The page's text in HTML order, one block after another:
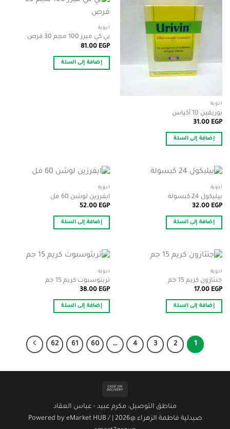
أدوية
يوريفين 10 أكياس
31.00 EGP
إضافة إلى السلة
أدوية
بي كي ميرز 100 مجم 30 قرص
81.00 EGP
إضافة إلى السلة
أدوية
بيليكول 24 كبسولة
32.00 EGP
إضافة إلى السلة
أدوية
ايفرزين لوشن 60 مل
52.00 EGP
إضافة إلى السلة
أدوية
جنتازون كريم 15 جم
17.00 EGP
إضافة إلى السلة
أدوية
تريتوسبوت كريم 15 جم
38.00 EGP
إضافة إلى السلة
1
2
3
4
…
60
61
62
Delivery
مناطق التوصيل: مكرم عبيد - عباس العقاد
صيدلية فاطمة الزهراء @2026 | Powered by
eMarket HUB /